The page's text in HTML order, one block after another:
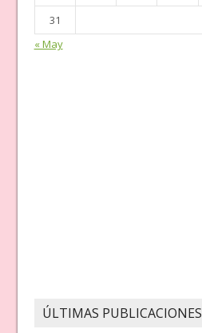
31
« May
ÚLTIMAS PUBLICACIONES